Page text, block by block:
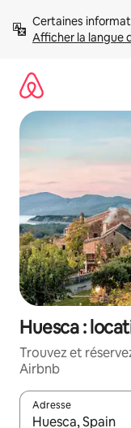
directement
Afficher la langue
Huesca :
Trouvez et
Airbnb
Adresse
Lorsque les